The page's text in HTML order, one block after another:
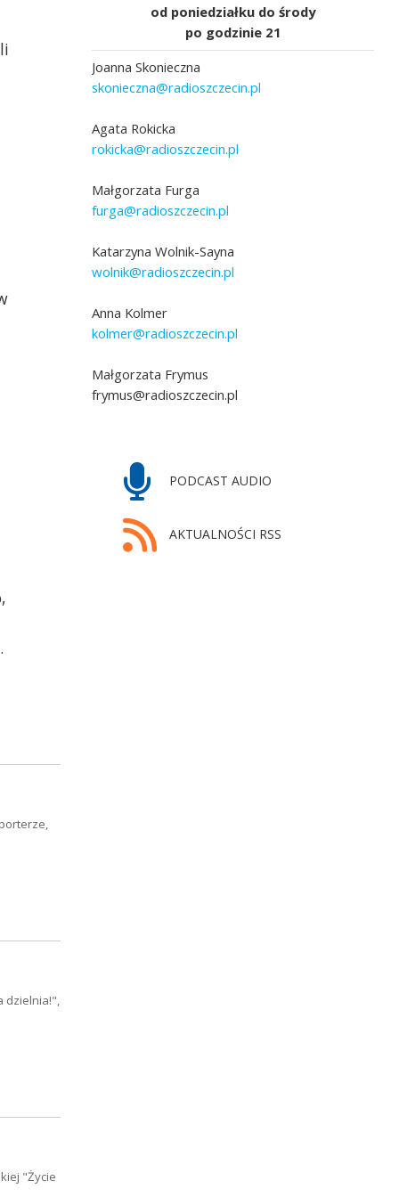
Fot. Robert
grafika Wojciech Ochrymiuk
od poniedziałku do środy
po godzinie 21
Joanna Skonieczna
skonieczna@radioszczecin.pl
Agata Rokicka
rokicka@radioszczecin.pl
Małgorzata Furga
furga@radioszczecin.pl
Katarzyna Wolnik-Sayna
wolnik@radioszczecin.pl
Anna Kolmer
kolmer@radioszczecin.pl
Małgorzata Frymus
frymus@radioszczecin.pl
PODCAST AUDIO
AKTUALNOŚCI RSS
dzielnia!",
"Życie